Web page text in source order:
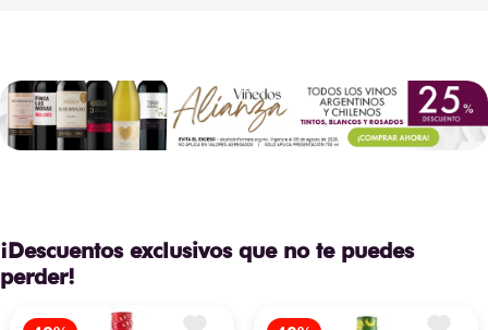
¡Descuentos exclusivos que no te puedes
perder!